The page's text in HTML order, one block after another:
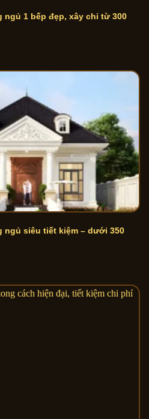
ngủ 1 bếp đẹp, xây chỉ từ 300
ngủ siêu tiết kiệm – dưới 350